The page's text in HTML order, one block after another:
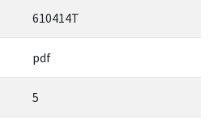
610414T
pdf
5